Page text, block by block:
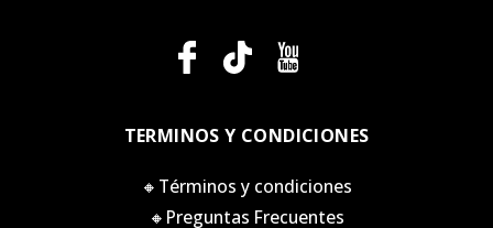
TERMINOS Y CONDICIONES
🔸Términos y condiciones
🔸Preguntas Frecuentes